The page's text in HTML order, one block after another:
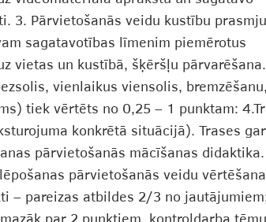
3. Pārvietošanās veidu kustību prasmju
sagatavotības līmenim piemērotus
vietas un kustībā, šķēršļu pārvarēšana.
vienlaikus viensolis, bremzēšanu,
tiek vērtēts no 0,25 – 1 punktam:
konkrētā situācijā). Trases
pārvietošanās mācīšanas
pārvietošanās veidu
– pareizas atbildes 2/3 no